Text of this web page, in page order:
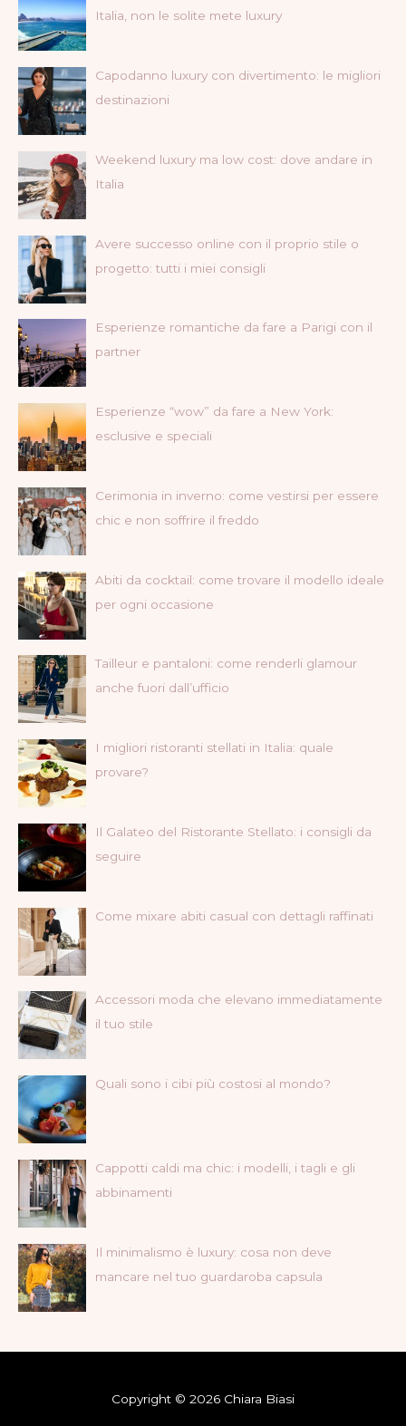
Italia, non le solite mete luxury
Capodanno luxury con divertimento: le migliori
destinazioni
Weekend luxury ma low cost: dove andare in
Italia
Avere successo online con il proprio stile o
progetto: tutti i miei consigli
Esperienze romantiche da fare a Parigi con il
partner
Esperienze “wow” da fare a New York:
esclusive e speciali
Cerimonia in inverno: come vestirsi per essere
chic e non soffrire il freddo
Abiti da cocktail: come trovare il modello ideale
per ogni occasione
Tailleur e pantaloni: come renderli glamour
anche fuori dall’ufficio
I migliori ristoranti stellati in Italia: quale
provare?
Il Galateo del Ristorante Stellato: i consigli da
seguire
Come mixare abiti casual con dettagli raffinati
Accessori moda che elevano immediatamente
il tuo stile
Quali sono i cibi più costosi al mondo?
Cappotti caldi ma chic: i modelli, i tagli e gli
abbinamenti
Il minimalismo è luxury: cosa non deve
mancare nel tuo guardaroba capsula
Copyright © 2026 Chiara Biasi